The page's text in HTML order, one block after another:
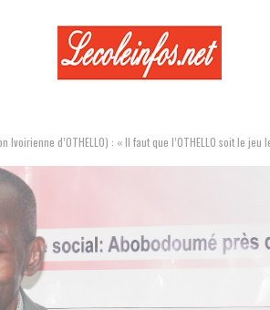
d’OTHELLO) : « Il faut que l’OTHELLO soit le